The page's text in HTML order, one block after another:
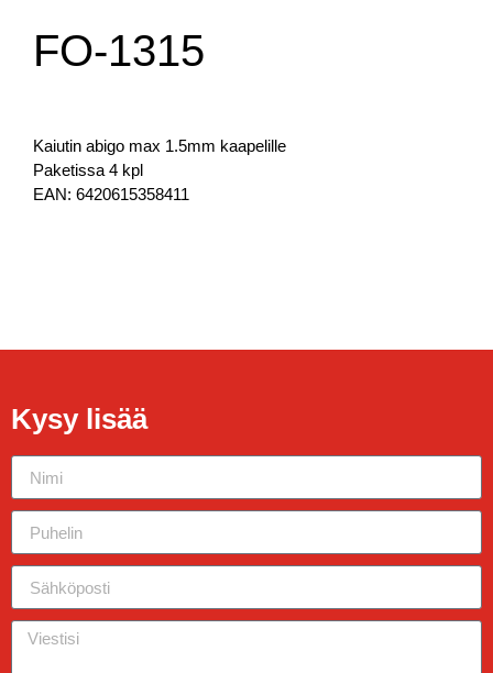
FO-1315
Kaiutin abigo max 1.5mm kaapelille
Paketissa 4 kpl
EAN: 6420615358411
Kysy lisää